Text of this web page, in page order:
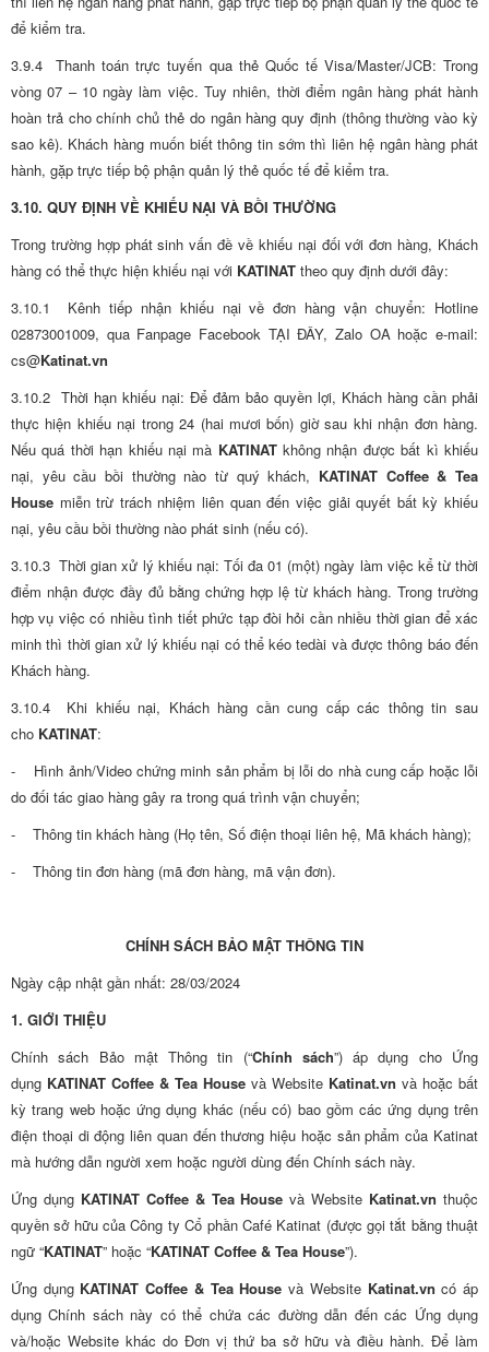
để kiểm tra.
3.9.4 Thanh toán trực tuyến qua thẻ Quốc tế Visa/Master/JCB: Trong
vòng 07 – 10 ngày làm việc. Tuy nhiên, thời điểm ngân hàng phát hành
hoàn trả cho chính chủ thẻ do ngân hàng quy định (thông thường vào kỳ
sao kê). Khách hàng muốn biết thông tin sớm thì liên hệ ngân hàng phát
hành, gặp trực tiếp bộ phận quản lý thẻ quốc tế để kiểm tra.
3.10. QUY ĐỊNH VỀ KHIẾU NẠI VÀ BỒI THƯỜNG
Trong trường hợp phát sinh vấn đề về khiếu nại đối với đơn hàng, Khách
hàng có thể thực hiện khiếu nại với KATINAT theo quy định dưới đây:
3.10.1 Kênh tiếp nhận khiếu nại về đơn hàng vận chuyển: Hotline
02873001009, qua Fanpage Facebook TẠI ĐÂY, Zalo OA hoặc e-mail:
cs@Katinat.vn
3.10.2 Thời hạn khiếu nại: Để đảm bảo quyền lợi, Khách hàng cần phải
thực hiện khiếu nại trong 24 (hai mươi bốn) giờ sau khi nhận đơn hàng.
Nếu quá thời hạn khiếu nại mà KATINATkhông nhận được bất kì khiếu
nại, yêu cầu bồi thường nào từ quý khách, KATINAT Coffee & Tea
House miễn trừ trách nhiệm liên quan đến việc giải quyết bất kỳ khiếu
nại, yêu cầu bồi thường nào phát sinh (nếu có).
3.10.3 Thời gian xử lý khiếu nại: Tối đa 01 (một) ngày làm việc kể từ thời
điểm nhận được đầy đủ bằng chứng hợp lệ từ khách hàng. Trong trường
hợp vụ việc có nhiều tình tiết phức tạp đòi hỏi cần nhiều thời gian để xác
minh thì thời gian xử lý khiếu nại có thể kéo tedài và được thông báo đến
Khách hàng.
3.10.4 Khi khiếu nại, Khách hàng cần cung cấp các thông tin sau
cho KATINAT:
- Hình ảnh/Video chứng minh sản phẩm bị lỗi do nhà cung cấp hoặc lỗi
do đối tác giao hàng gây ra trong quá trình vận chuyển;
- Thông tin khách hàng (Họ tên, Số điện thoại liên hệ, Mã khách hàng);
- Thông tin đơn hàng (mã đơn hàng, mã vận đơn).
CHÍNH SÁCH BẢO MẬT THÔNG TIN
Ngày cập nhật gần nhất: 28/03/2024
1. GIỚI THIỆU
Chính sách Bảo mật Thông tin (“Chính sách”) áp dụng cho Ứng
dụng KATINAT Coffee & Tea House và Website Katinat.vn và hoặc bất
kỳ trang web hoặc ứng dụng khác (nếu có) bao gồm các ứng dụng trên
điện thoại di động liên quan đến thương hiệu hoặc sản phẩm của Katinat
mà hướng dẫn người xem hoặc người dùng đến Chính sách này.
Ứng dụng KATINAT Coffee & Tea House và Website Katinat.vn thuộc
quyền sở hữu của Công ty Cổ phần Café Katinat (được gọi tắt bằng thuật
ngữ “KATINAT” hoặc “KATINAT Coffee & Tea House”).
Ứng dụng KATINAT Coffee & Tea House và Website Katinat.vncó áp
dụng Chính sách này có thể chứa các đường dẫn đến các Ứng dụng
và/hoặc Website khác do Đơn vị thứ ba sở hữu và điều hành. Để làm